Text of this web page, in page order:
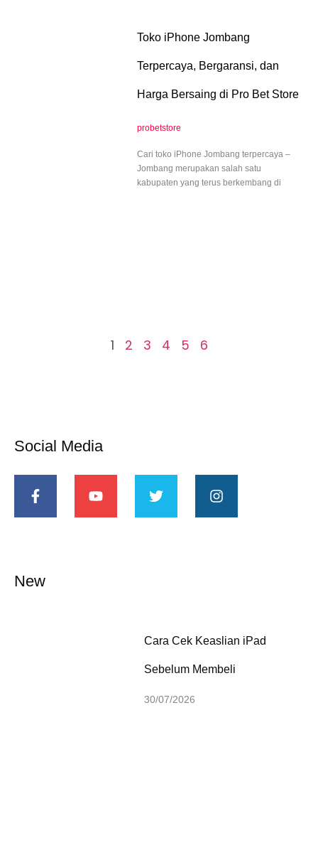
Toko iPhone Jombang
Terpercaya, Bergaransi, dan
Harga Bersaing di Pro Bet Store
probetstore
Cari toko iPhone Jombang terpercaya –
Jombang merupakan salah satu
kabupaten yang terus berkembang di
1 2 3 4 5 6
Social Media
New
Cara Cek Keaslian iPad
Sebelum Membeli
30/07/2026